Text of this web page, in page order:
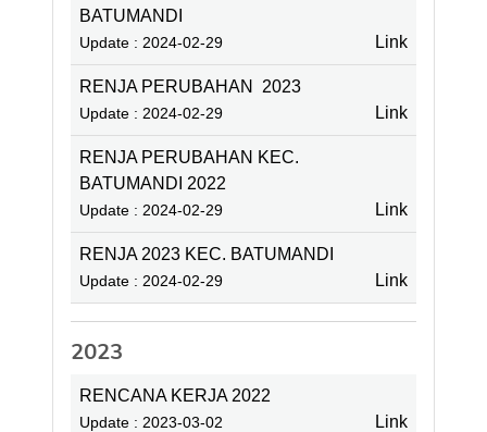
BATUMANDI
Update : 2024-02-29 Link
RENJA PERUBAHAN 2023
Update : 2024-02-29 Link
RENJA PERUBAHAN KEC.
BATUMANDI 2022
Update : 2024-02-29 Link
RENJA 2023 KEC. BATUMANDI
Update : 2024-02-29 Link
2023
RENCANA KERJA 2022
Update : 2023-03-02 Link